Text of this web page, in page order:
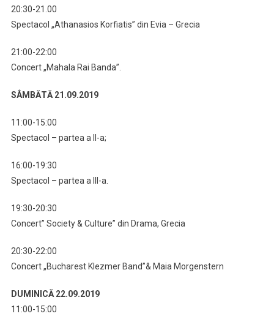
20:30-21.00
Spectacol „Athanasios Korfiatis” din Evia – Grecia
21:00-22:00
Concert „Mahala Rai Banda”.
SÂMBĂTĂ 21.09.2019
11:00-15:00
Spectacol – partea a II-a;
16:00-19:30
Spectacol – partea a III-a.
19:30-20:30
Concert” Society & Culture” din Drama, Grecia
20:30-22:00
Concert „Bucharest Klezmer Band”& Maia Morgenstern
DUMINICĂ 22.09.2019
11:00-15:00